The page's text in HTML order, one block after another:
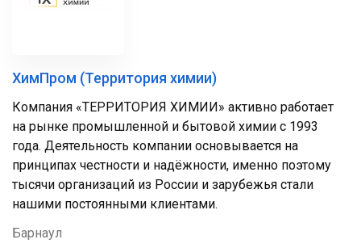
ХимПром (Территория химии)
Компания «ТЕРРИТОРИЯ ХИМИИ» активно работает
на рынке промышленной и бытовой химии с 1993
года. Деятельность компании основывается на
принципах честности и надёжности, именно поэтому
тысячи организаций из России и зарубежья стали
нашими постоянными клиентами.
Барнаул